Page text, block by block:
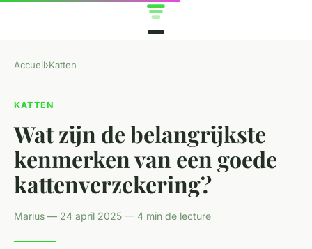
Accueil›Katten
KATTEN
Wat zijn de belangrijkste
kenmerken van een goede
kattenverzekering?
Marius — 24 april 2025 — 4 min de lecture